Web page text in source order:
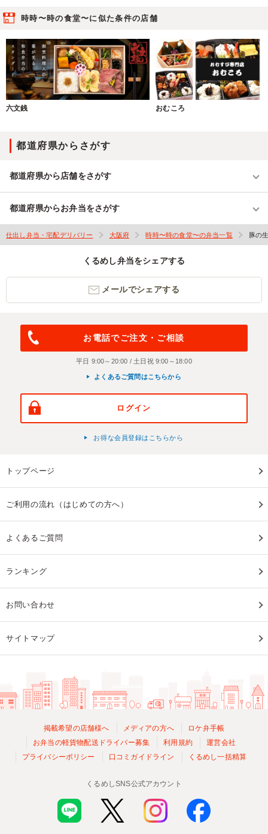
時時〜時の食堂〜に似た条件の店舗
六文銭 おむころ
都道府県からさがす
都道府県から店舗をさがす
都道府県からお弁当をさがす
仕出し弁当・宅配デリバリー 大阪府 時時〜時の食堂〜の弁当一覧 豚の
くるめし弁当をシェアする
メールでシェアする
お電話でご注文・ご相談
平日 9:00～20:00 / 土日祝 9:00～18:00
よくあるご質問はこちらから
ログイン
お得な会員登録はこちらから
トップページ
ご利用の流れ（はじめての方へ）
よくあるご質問
ランキング
お問い合わせ
サイトマップ
掲載希望の店舗様へ メディアの方へ
ロケ弁手帳
お弁当の軽貨物配送ドライバー募集
利用規約
運営会社
プライバシーポリシー
口コミガイドライン くるめし一括精算
くるめしSNS公式アカウント